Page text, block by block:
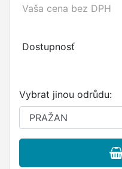
Vaša cena bez DPH
Dostupnosť
Vybrat jinou odrůdu: